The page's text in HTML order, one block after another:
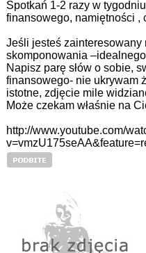
Spotkań 1-2 razy w
finansowego, namiętności ,
Jeśli jesteś
skomponowania
Napisz parę słów o sobie,
finansowego- nie ukrywam
istotne, zdjęcie mile
Może czekam właśnie na
http://www.youtube.com/